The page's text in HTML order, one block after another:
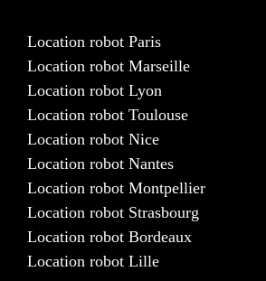
Location robot Paris
Location robot Marseille
Location robot Lyon
Location robot Toulouse
Location robot Nice
Location robot Nantes
Location robot Montpellier
Location robot Strasbourg
Location robot Bordeaux
Location robot Lille